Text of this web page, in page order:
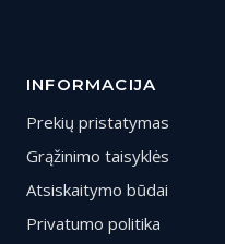
INFORMACIJA
Prekių pristatymas
Grąžinimo taisyklės
Atsiskaitymo būdai
Privatumo politika